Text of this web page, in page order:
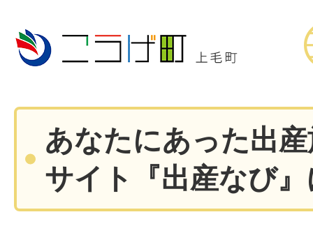
あなたにあった出
サイト『出産なび